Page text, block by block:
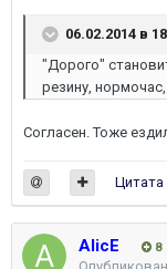
06.02.2014 в
"Дорого"
резину,
Согласен. Тоже
Цитата
AlicE 8